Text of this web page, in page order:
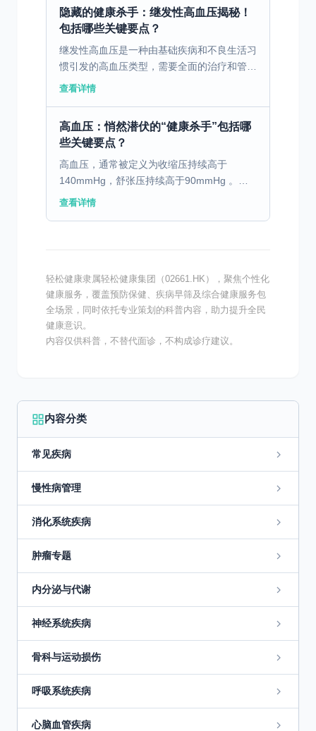
隐藏的健康杀手：继发性高血压揭秘！
包括哪些关键要点？
继发性高血压是一种由基础疾病和不良生活习
惯引发的高血压类型，需要全面的治疗和管
理。 一、继发性高血压的病因与影响 继发性
查看详情
高血压：悄然潜伏的“健康杀手”包括哪
些关键要点？
高血压，通常被定义为收缩压持续高于
140mmHg，舒张压持续高于90mmHg 。它
早期可能没有明显症状，因此被很多人忽视，
查看详情
轻松健康隶属轻松健康集团（02661.HK），聚焦个性化
健康服务，覆盖预防保健、疾病早筛及综合健康服务包
全场景，同时依托专业策划的科普内容，助力提升全民
健康意识。
内容仅供科普，不替代面诊，不构成诊疗建议。
内容分类
常见疾病
慢性病管理
消化系统疾病
肿瘤专题
内分泌与代谢
神经系统疾病
骨科与运动损伤
呼吸系统疾病
心脑血管疾病